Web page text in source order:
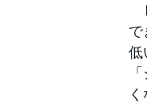
で
低